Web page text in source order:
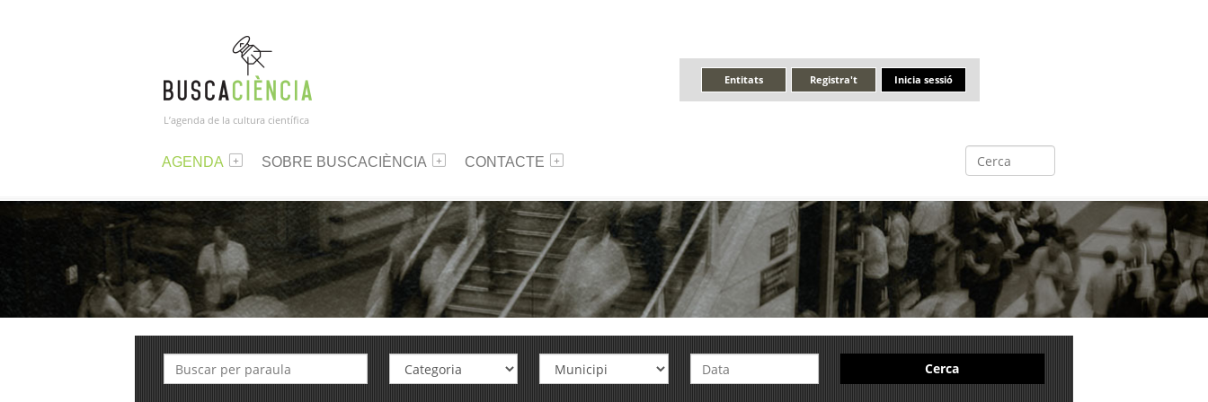
L’agenda de la cultura científica
Inicia sessió
Registra't
Entitats
AGENDA SOBRE BUSCACIÈNCIA CONTACTE
Cerca